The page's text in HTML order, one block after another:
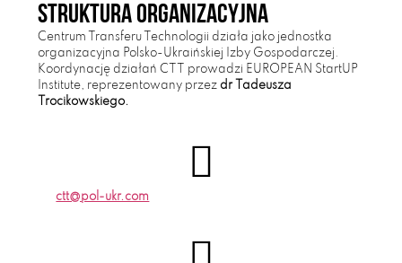
Struktura organizacyjna
Centrum Transferu Technologii działa jako jednostka
organizacyjna Polsko-Ukraińskiej Izby Gospodarczej.
Koordynację działań CTT prowadzi EUROPEAN StartUP
Institute, reprezentowany przez dr Tadeusza
Trocikowskiego.
ctt@pol-ukr.com